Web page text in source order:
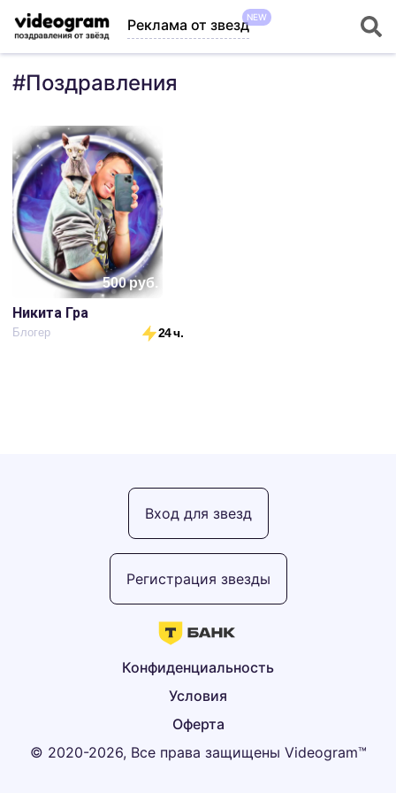
Реклама от звездNEW
#Поздравления
500руб.
Никита Гра
Блогер 24 ч.
© 2020-2026, Все права защищены Videogram™
Оферта
Условия
Конфиденциальность
Регистрация звезды
Вход для звезд